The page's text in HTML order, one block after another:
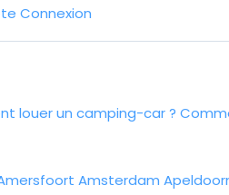
Connexion
louer un camping-car ?
Amsterdam